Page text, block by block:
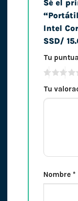
Sé el
“Portátil
Intel
SSD/
Tu
Tu
Nombre *